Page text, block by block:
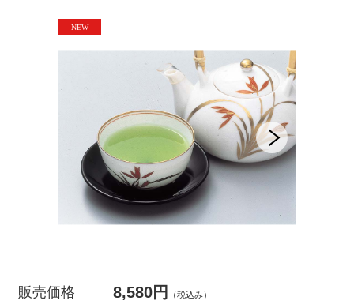
販売価格 8,580円 （税込み）